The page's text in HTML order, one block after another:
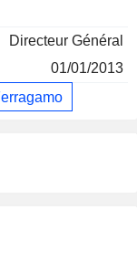
Directeur Général
01/01/2013